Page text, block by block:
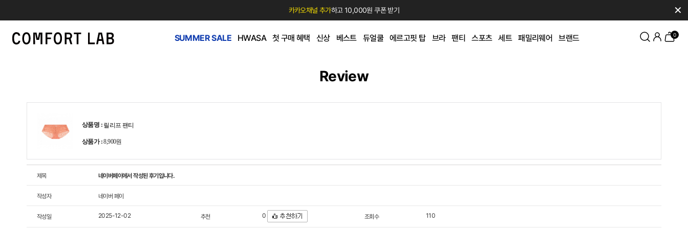
카카오채널 추가하고 10,000원 쿠폰 받기 ✕
SUMMER SALE HWASA 첫 구매 혜택 신상 베스트 듀얼쿨 에르고핏 탑 브라 팬티 스포츠 세트 패밀리웨어 브랜드 0
Review
상품명 : 릴리프 팬티
상품가 :8,900원
제목 네이버페이에서 작성된 후기입니다.
작성자 네이버 페이
작성일 2025-12-02 추천 0 조회수 110